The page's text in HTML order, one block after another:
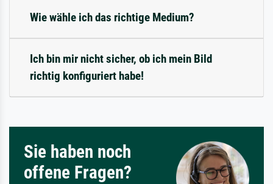
Wie wähle ich das richtige Medium?
Ich bin mir nicht sicher, ob ich mein Bild
richtig konfiguriert habe!
Sie haben noch
offene Fragen?